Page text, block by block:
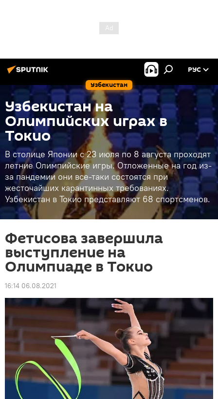
Узбекистан
РУС
Узбекистан на
Олимпийских играх в
Токио
В столице Японии с 23 июля по 8 августа проходят
летние Олимпийские игры. Отложенные на год из-
за пандемии они все-таки состоятся при
жесточайших карантинных требованиях.
Узбекистан в Токио представляют 68 спортсменов.
Фетисова завершила
выступление на
Олимпиаде в Токио
16:14 06.08.2021